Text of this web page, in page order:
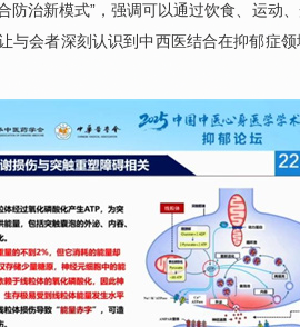
治新模式”，强调可以通过饮食、运动
会者深刻认识到中西医结合在抑郁症